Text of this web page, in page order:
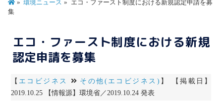
環境ニュース
エコ・ファースト制度における新規認定申請を募
集
エコ・ファースト制度における新規
認定申請を募集
【 エコビジネス その他(エコビジネス) 】 【掲載日】
2019.10.25 【情報源】環境省／2019.10.24 発表